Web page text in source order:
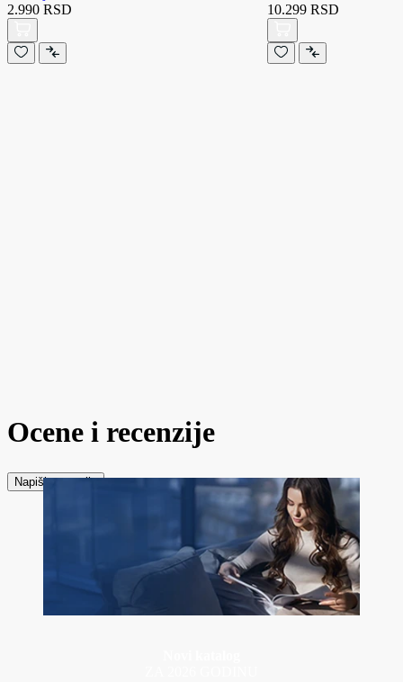
2.990 RSD
10.299 RSD
Ocene i recenzije
Napiši recenziju